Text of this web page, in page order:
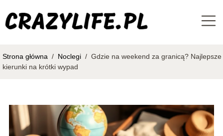
Strona główna / Noclegi / Gdzie na weekend za granicą? Najlepsze
kierunki na krótki wypad